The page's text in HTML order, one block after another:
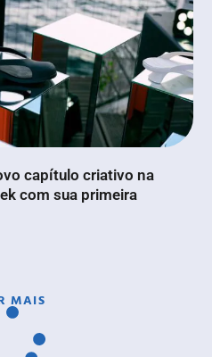
capítulo criativo na
com sua primeira
MAIS